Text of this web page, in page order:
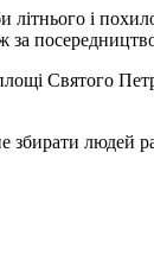
і
за
Святого
збирати людей